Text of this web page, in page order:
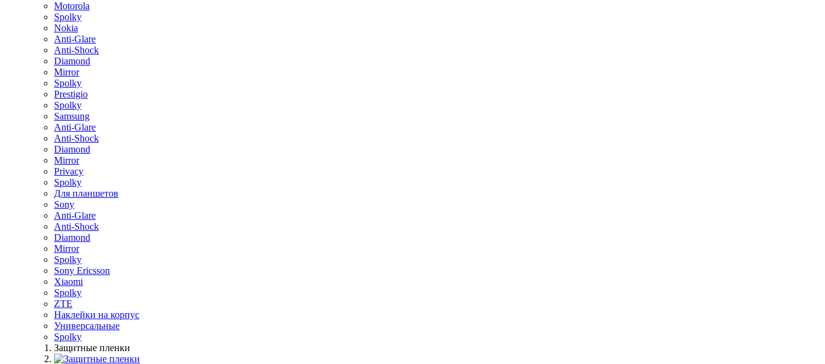
Motorola
Spolky
Nokia
Anti-Glare
Anti-Shock
Diamond
Mirror
Spolky
Prestigio
Spolky
Samsung
Anti-Glare
Anti-Shock
Diamond
Mirror
Privacy
Spolky
Для планшетов
Sony
Anti-Glare
Anti-Shock
Diamond
Mirror
Spolky
Sony Ericsson
Xiaomi
Spolky
ZTE
Наклейки на корпус
Универсальные
Spolky
Защитные пленки